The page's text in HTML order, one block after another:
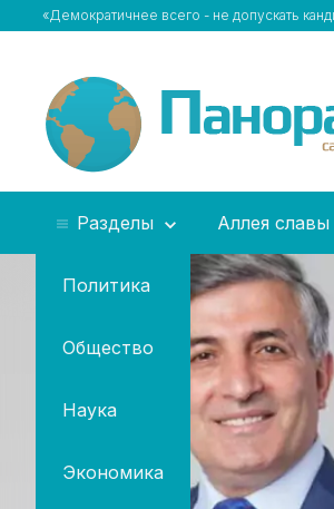
«Демократичнее всего - не допускать
Разделы
Политика
Общество
Наука
Экономика
Аллея славы